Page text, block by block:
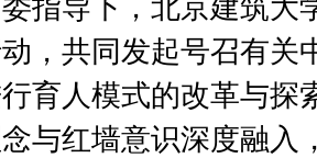
指导下，北京建筑大
，共同发起号召有关
育人模式的改革与探
与红墙意识深度融入